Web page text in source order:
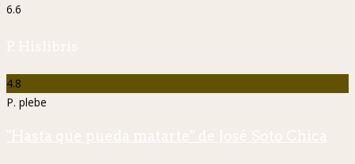
6.6
P. Hislibris
4.8
P. plebe
"Hasta que pueda matarte" de José Soto Chica